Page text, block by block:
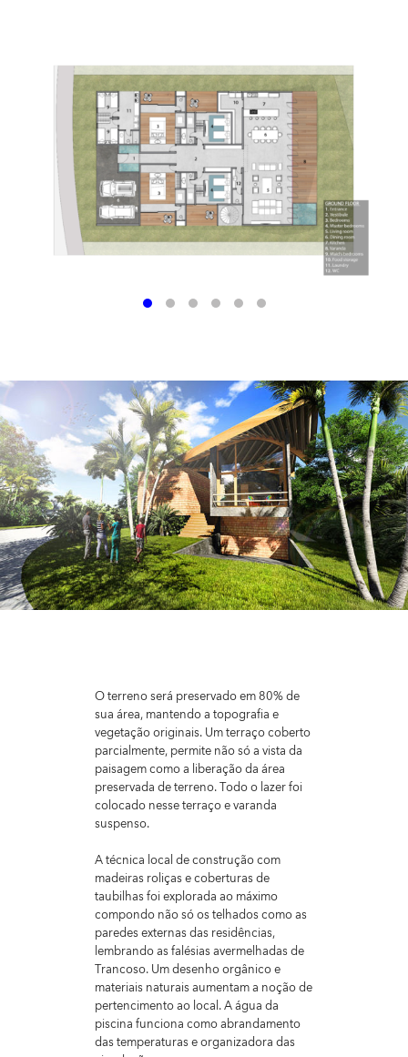
O terreno será preservado em 80% de
sua área, mantendo a topografia e
vegetação originais. Um terraço coberto
parcialmente, permite não só a vista da
paisagem como a liberação da área
preservada de terreno. Todo o lazer foi
colocado nesse terraço e varanda
suspenso.
A técnica local de construção com
madeiras roliças e coberturas de
taubilhas foi explorada ao máximo
compondo não só os telhados como as
paredes externas das residências,
lembrando as falésias avermelhadas de
Trancoso. Um desenho orgânico e
materiais naturais aumentam a noção de
pertencimento ao local. A água da
piscina funciona como abrandamento
das temperaturas e organizadora das